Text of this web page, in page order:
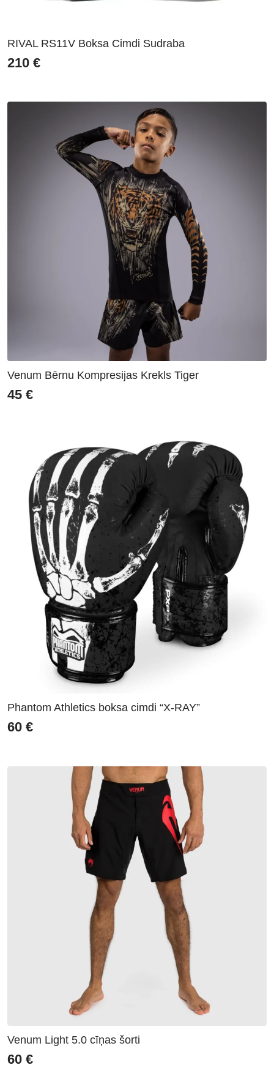
RIVAL RS11V Boksa Cimdi Sudraba
210 €
Venum Bērnu Kompresijas Krekls Tiger
45 €
Phantom Athletics boksa cimdi “X-RAY”
60 €
Venum Light 5.0 cīņas šorti
60 €